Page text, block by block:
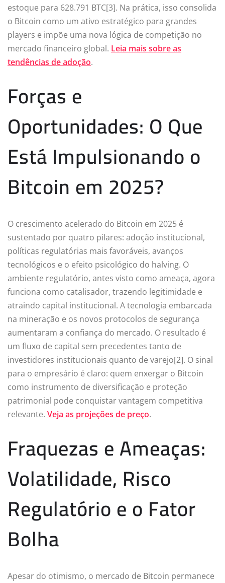
estoque para 628.791 BTC[3]. Na prática, isso consolida
o Bitcoin como um ativo estratégico para grandes
players e impõe uma nova lógica de competição no
mercado financeiro global. Leia mais sobre as
tendências de adoção.
Forças e
Oportunidades: O Que
Está Impulsionando o
Bitcoin em 2025?
O crescimento acelerado do Bitcoin em 2025 é
sustentado por quatro pilares: adoção institucional,
políticas regulatórias mais favoráveis, avanços
tecnológicos e o efeito psicológico do halving. O
ambiente regulatório, antes visto como ameaça, agora
funciona como catalisador, trazendo legitimidade e
atraindo capital institucional. A tecnologia embarcada
na mineração e os novos protocolos de segurança
aumentaram a confiança do mercado. O resultado é
um fluxo de capital sem precedentes tanto de
investidores institucionais quanto de varejo[2]. O sinal
para o empresário é claro: quem enxergar o Bitcoin
como instrumento de diversificação e proteção
patrimonial pode conquistar vantagem competitiva
relevante. Veja as projeções de preço.
Fraquezas e Ameaças:
Volatilidade, Risco
Regulatório e o Fator
Bolha
Apesar do otimismo, o mercado de Bitcoin permanece